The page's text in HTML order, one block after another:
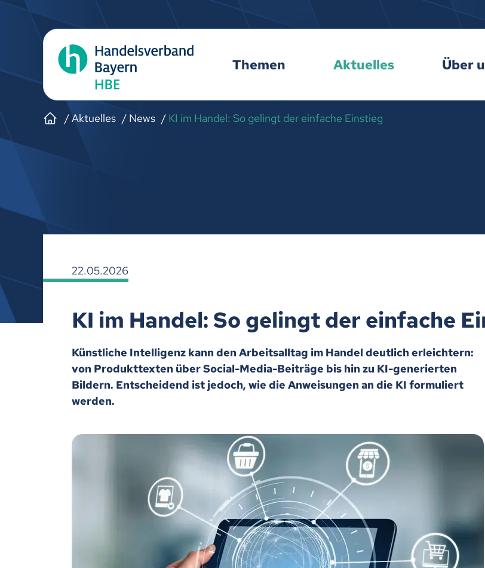
Themen Aktuelles Über
Aktuelles News KI im Handel: So gelingt der einfache Einstieg
22.05.2026
KI im Handel: So gelingt der einfache
Künstliche Intelligenz kann den Arbeitsalltag im Handel deutlich erleichtern:
von Produkttexten über Social-Media-Beiträge bis hin zu KI-generierten
Bildern. Entscheidend ist jedoch, wie die Anweisungen an die KI formuliert
werden.